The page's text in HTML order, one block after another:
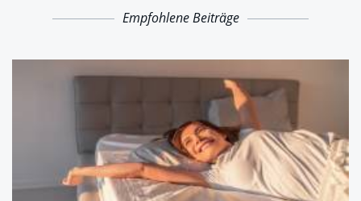
Empfohlene Beiträge